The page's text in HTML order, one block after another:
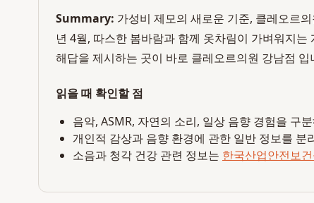
Summary: 가성비 제모의 새로운 기준, 클레오르
년 4월, 따스한 봄바람과 함께 옷차림이 가벼워지
해답을 제시하는 곳이 바로 클레오르의원 강남점 입
읽을 때 확인할 점
음악, ASMR, 자연의 소리, 일상 음향 경험을 구
개인적 감상과 음향 환경에 관한 일반 정보를 분
소음과 청각 건강 관련 정보는 한국산업안전보